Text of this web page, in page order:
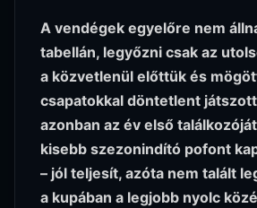
A vendégek egyelőre nem
tabellán, legyőzni csak az
a közvetlenül előttük és
csapatokkal döntetlent
azonban az év első
kisebb szezonindító pofont
– jól teljesít, azóta nem talált
a kupában a legjobb nyolc